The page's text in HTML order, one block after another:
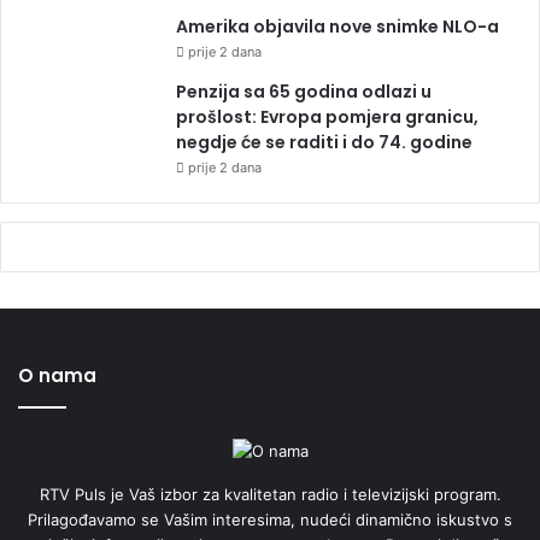
Amerika objavila nove snimke NLO-a
prije 2 dana
Penzija sa 65 godina odlazi u
prošlost: Evropa pomjera granicu,
negdje će se raditi i do 74. godine
prije 2 dana
O nama
RTV Puls je Vaš izbor za kvalitetan radio i televizijski program.
Prilagođavamo se Vašim interesima, nudeći dinamično iskustvo s